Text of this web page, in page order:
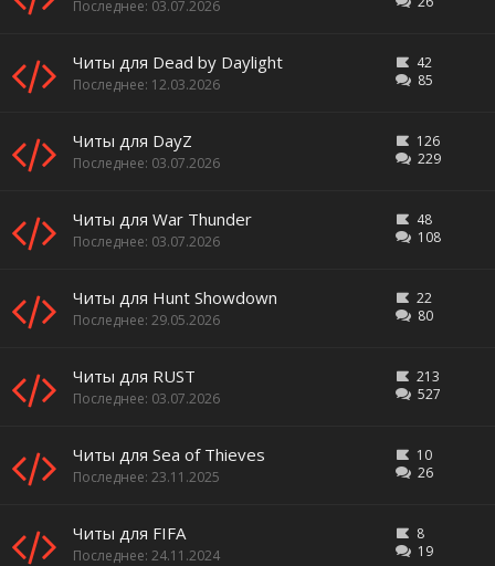
03.07.2026
Читы для Dead by Daylight
42
85
12.03.2026
Читы для DayZ
126
229
03.07.2026
Читы для War Thunder
48
108
03.07.2026
Читы для Hunt Showdown
22
80
29.05.2026
Читы для RUST
213
527
03.07.2026
Читы для Sea of Thieves
10
26
23.11.2025
Читы для FIFA
8
19
24.11.2024